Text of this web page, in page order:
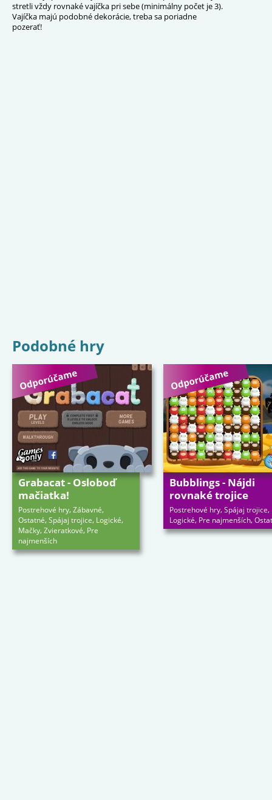
stretli vždy rovnaké vajíčka pri sebe (minimálny počet je 3).
Vajíčka majú podobné dekorácie, treba sa poriadne
pozerať!
Podobné hry
Grabacat - Osloboď
mačiatka!
Postrehové hry,Zábavné,
Ostatné,Spájaj trojice, Logické,
Mačky,Zvieratkové, Pre
najmenších
Bubblings - Nájdi
rovnaké trojice
Postrehové hry,Spájaj trojice,
Logické, Pre najmenších,